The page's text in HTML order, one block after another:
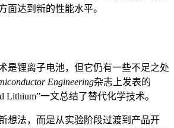
面达到新的性能水平。
是锂离子电池，但它仍有一些不足之处
Engineering杂志上发表的
Lithium”一文总结了替代化学技术。
想法，而是从实验阶段过渡到产品开